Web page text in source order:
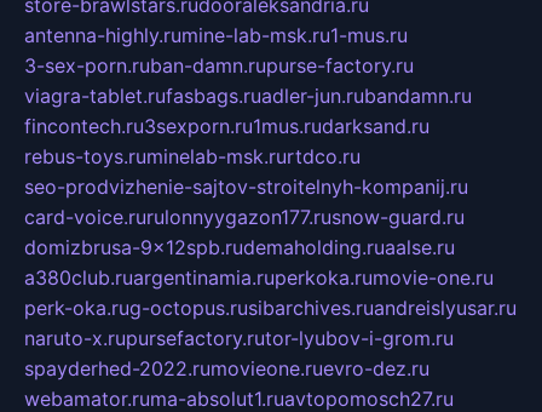
antenna-highly.rumine-lab-msk.ru1-mus.ru
3-sex-porn.ruban-damn.rupurse-factory.ru
viagra-tablet.rufasbags.ruadler-jun.rubandamn.ru
fincontech.ru3sexporn.ru1mus.rudarksand.ru
rebus-toys.ruminelab-msk.rurtdco.ru
seo-prodvizhenie-sajtov-stroitelnyh-kompanij.ru
card-voice.rurulonnyygazon177.rusnow-guard.ru
domizbrusa-9x12spb.rudemaholding.ruaalse.ru
a380club.ruargentinamia.ruperkoka.rumovie-one.ru
perk-oka.rug-octopus.rusibarchives.ruandreislyusar.ru
naruto-x.rupursefactory.rutor-lyubov-i-grom.ru
spayderhed-2022.rumovieone.ruevro-dez.ru
webamator.ruma-absolut1.ruavtopomosch27.ru